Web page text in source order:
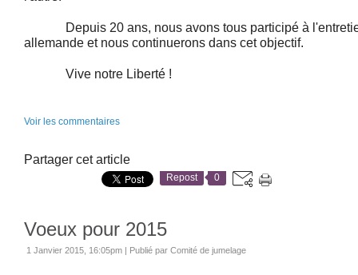
Depuis 20 ans, nous avons tous participé à
allemande et nous continuerons dans cet objectif.
Vive notre Liberté !
Voir les commentaires
Partager cet article
Repost 0
Voeux pour 2015
1 Janvier 2015, 16:05pm | Publié par Comité de jumelage